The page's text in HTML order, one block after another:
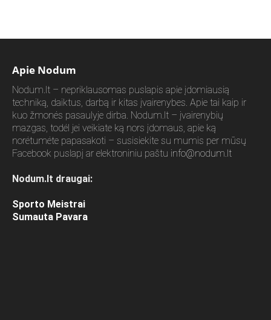
Apie Nodum
Nodum.lt – nepriklausomas puslapis apie įdomiausią
techniką, daiktus, darbą ir kitas įvairenybes. Apie tai kaip ir
kuo žmonės pasaulyje dirba. Nodum.lt – įvairenybių
mazgas, todėl jei veikiate ką nors įdomaus, apie ką
norėtumėte papasakoti – susisiekite su mumis per mūsų
Facebook puslapį ar elektroniniu paštu info@nodum.lt
Nodum.lt draugai:
Sporto Meistrai
Sumauta Pavara